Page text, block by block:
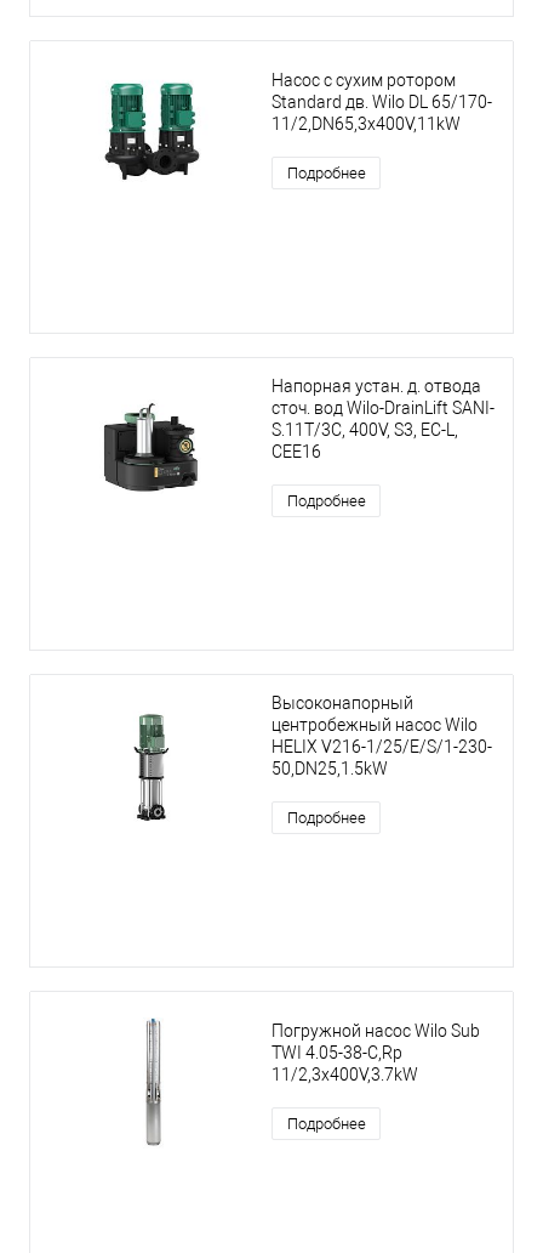
Насос с сухим ротором
Standard дв. Wilo DL 65/170-
11/2,DN65,3x400V,11kW
Подробнее
Напорная устан. д. отвода
сточ. вод Wilo-DrainLift SANI-
S.11T/3C, 400V, S3, EC-L,
CEE16
Подробнее
Высоконапорный
центробежный насос Wilo
HELIX V216-1/25/E/S/1-230-
50,DN25,1.5kW
Подробнее
Погружной насос Wilo Sub
TWI 4.05-38-C,Rp
11/2,3x400V,3.7kW
Подробнее